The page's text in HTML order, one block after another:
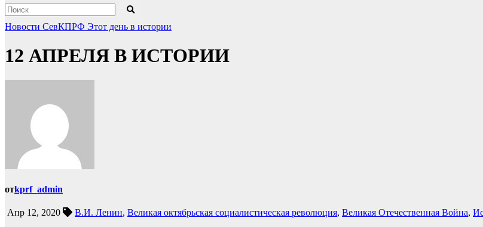
Новости СевКПРФ Этот день в истории
12 АПРЕЛЯ В ИСТОРИИ
отkprf_admin
Апр 12, 2020 В.И. Ленин, Великая октябрьская социалистическая революция, Великая Отечественная Война,